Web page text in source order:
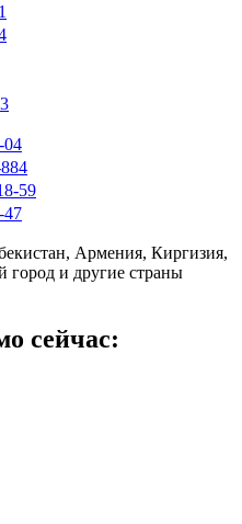
04
59
47
Армения, Киргизия,
город и другие страны
сейчас: